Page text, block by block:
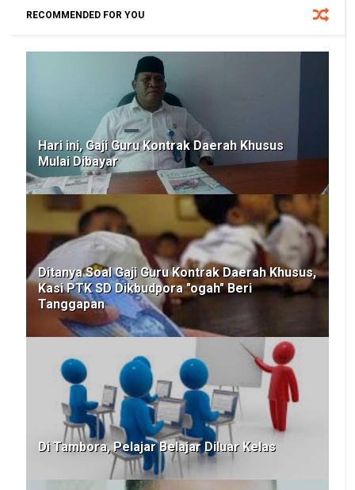
RECOMMENDED FOR YOU
Hari ini, Gaji Guru Kontrak Daerah Khusus
Mulai Dibayar
Ditanya Soal Gaji Guru Kontrak Daerah Khusus,
Kasi PTK SD Dikbudpora "ogah" Beri
Tanggapan
Di Tambora, Pelajar Belajar Diluar Kelas